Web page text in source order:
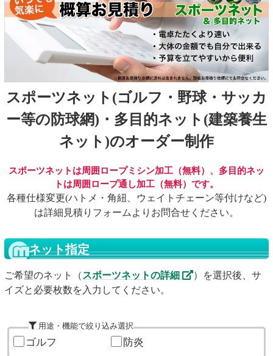
スポーツネット(ゴルフ・野球・サッカ
ー等の防球網)・多目的ネット(建築養生
ネット)のオーダー制作
スポーツネットは周囲ロープミシン加工（無料）、多目的ネッ
トは周囲ロープ通し加工（無料）です。
各種仕様変更(ハトメ・角紐、ウェイトチェーン等付けなど)
は詳細見積りフォームよりお問合せください。
ネット指定
ご希望のネット（ スポーツネットの詳細
）を選択後、サ
イズと必要枚数を入力してください。
用途・機能で絞り込み選択
ゴルフ 防炎